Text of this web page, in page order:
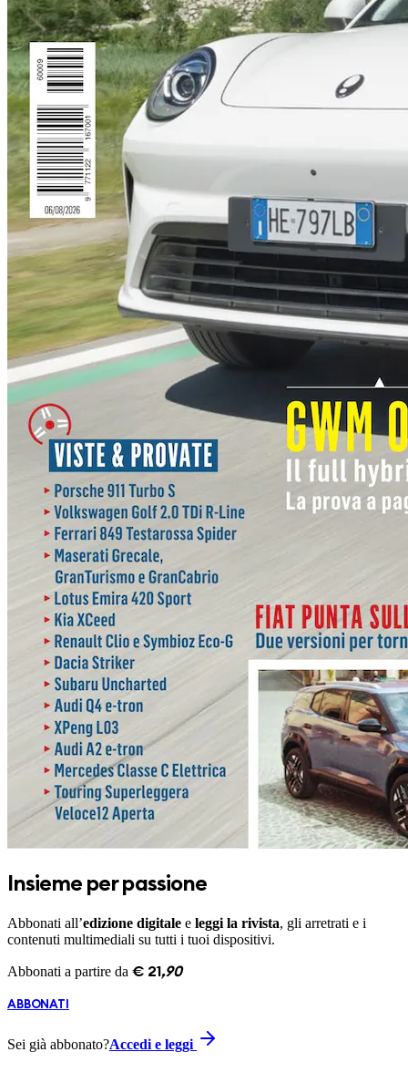
Insieme per passione
Abbonati all’edizione digitale e leggi la rivista, gli arretrati e i
contenuti multimediali su tutti i tuoi dispositivi.
Abbonati a partire da € 21 ,90
ABBONATI
Sei già abbonato?Accedi e leggi